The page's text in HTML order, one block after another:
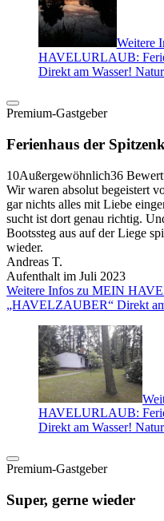
Weitere
HAVELURLAUB:
Direkt am Wasser!
Premium-Gastgeber
Ferienhaus der
10Außergewöhnlich36
Wir waren absolut begeistert
gar nichts alles mit Liebe
sucht ist dort genau richtig.
Bootssteg aus auf der Liege
wieder.
Andreas T.
Aufenthalt im Juli 2023
Weitere Infos zu MEIN
„HAVELZAUBER“ Direkt
HAVELURLAUB:
Direkt am Wasser!
Premium-Gastgeber
Super, gerne wieder